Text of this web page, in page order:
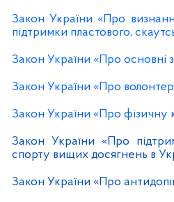
Закон України «Про
підтримки пластового,
Закон України «Про основні
Закон України «Про
Закон України «Про фізичну
Закон України «Про
спорту вищих досягнень в
Закон України «Про